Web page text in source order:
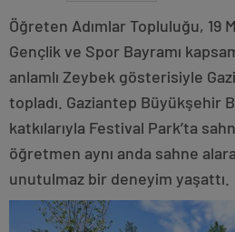
Öğreten Adımlar Topluluğu, 19
Gençlik ve Spor Bayramı
anlamlı Zeybek gösterisiyle
topladı. Gaziantep Büyükşehir
katkılarıyla Festival Park’ta
öğretmen aynı anda sahne
unutulmaz bir deneyim yaşattı.